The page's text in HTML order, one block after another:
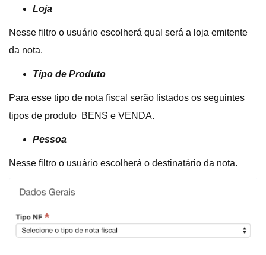
Loja
Nesse filtro o usuário escolherá qual será a loja emitente
da nota.
Tipo de Produto
Para esse tipo de nota fiscal serão listados os seguintes
tipos de produto BENS e VENDA.
Pessoa
Nesse filtro o usuário escolherá o destinatário da nota.